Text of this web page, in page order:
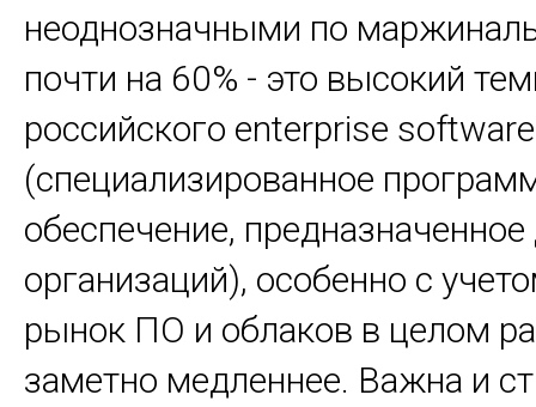
неоднозначными по
почти на 60% - это высокий
российского enterprise software
(специализированное
обеспечение,
организаций), особенно с
рынок ПО и облаков в целом
заметно медленнее. Важна и